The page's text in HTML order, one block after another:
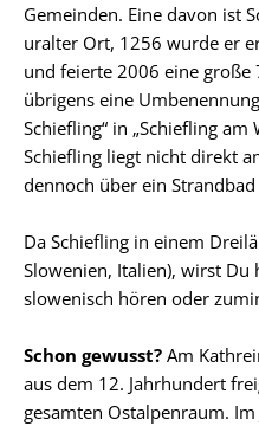
Gemeinden. Eine davon ist
uralter Ort, 1256 wurde er
und feierte 2006 eine große
übrigens eine
Schiefling“ in „Schiefling
Schiefling liegt nicht direkt
dennoch über ein
Da Schiefling in einem
Slowenien, Italien), wirst Du
slowenisch hören oder
Schon gewusst? Am
aus dem 12. Jahrhundert
gesamten Ostalpenraum.